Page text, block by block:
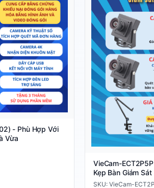
- Phù Hợp Với
Vừa
VieCam-
Kẹp Bàn Giám
SKU: VieCam-